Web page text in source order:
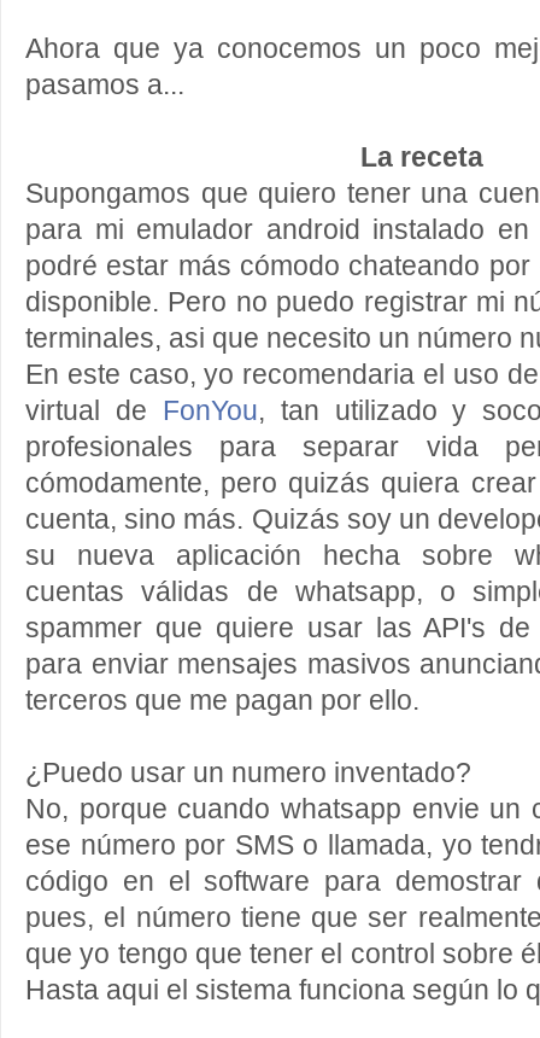
Ahora que ya conocemos un poco
pasamos a...
La receta
Supongamos que quiero tener una
para mi emulador android instalado
podré estar más cómodo chateando
disponible. Pero no puedo registrar mi
terminales, asi que necesito un número
En este caso, yo recomendaria el uso
virtual de FonYou, tan utilizado y
profesionales para separar vida
cómodamente, pero quizás quiera
cuenta, sino más. Quizás soy un
su nueva aplicación hecha sobre
cuentas válidas de whatsapp, o
spammer que quiere usar las API's de
para enviar mensajes masivos
terceros que me pagan por ello.
¿Puedo usar un numero inventado?
No, porque cuando whatsapp envie un
ese número por SMS o llamada, yo
código en el software para
pues, el número tiene que ser
que yo tengo que tener el control sobre
Hasta aqui el sistema funciona según lo